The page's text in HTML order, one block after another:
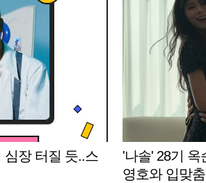
심장 터질 듯..스
'나솔' 28기 옥
영호와 입맞